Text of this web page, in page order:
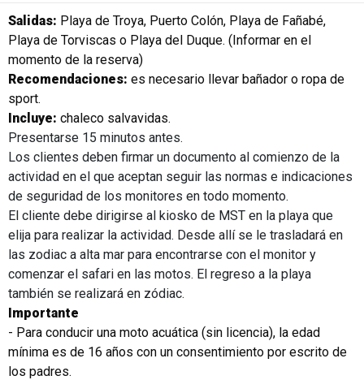
Salidas: Playa de Troya, Puerto Colón, Playa de Fañabé,
Playa de Torviscas o Playa del Duque. (Informar en el
momento de la reserva)
Recomendaciones: es necesario llevar bañador o ropa de
sport.
Incluye: chaleco salvavidas.
Presentarse 15 minutos antes.
Los clientes deben firmar un documento al comienzo de la
actividad en el que aceptan seguir las normas e indicaciones
de seguridad de los monitores en todo momento.
El cliente debe dirigirse al kiosko de MST en la playa que
elija para realizar la actividad. Desde allí se le trasladará en
las zodiac a alta mar para encontrarse con el monitor y
comenzar el safari en las motos. El regreso a la playa
también se realizará en zódiac.
Importante
- Para conducir una moto acuática (sin licencia), la edad
mínima es de 16 años con un consentimiento por escrito de
los padres.